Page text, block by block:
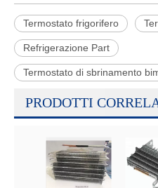
Termostato frigorifero
Refrigerazione Part
Termostato di sbrinamento
PRODOTTI